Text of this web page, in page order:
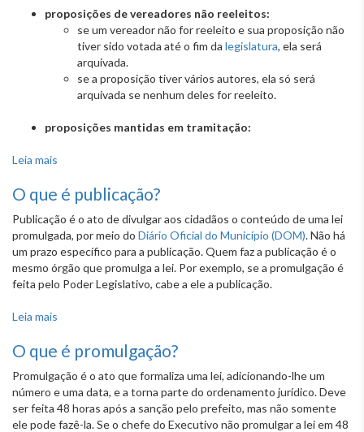
proposições de vereadores não reeleitos:
se um vereador não for reeleito e sua proposição não
tiver sido votada até o fim da legislatura, ela será
arquivada.
se a proposição tiver vários autores, ela só será
arquivada se nenhum deles for reeleito.
proposições mantidas em tramitação:
Leia mais
O que é publicação?
Publicação é o ato de divulgar aos cidadãos o conteúdo de uma lei
promulgada, por meio do Diário Oficial do Município (DOM). Não há
um prazo específico para a publicação. Quem faz a publicação é o
mesmo órgão que promulga a lei. Por exemplo, se a promulgação é
feita pelo Poder Legislativo, cabe a ele a publicação.
Leia mais
O que é promulgação?
Promulgação é o ato que formaliza uma lei, adicionando-lhe um
número e uma data, e a torna parte do ordenamento jurídico. Deve
ser feita 48 horas após a sanção pelo prefeito, mas não somente
ele pode fazê-la. Se o chefe do Executivo não promulgar a lei em 48